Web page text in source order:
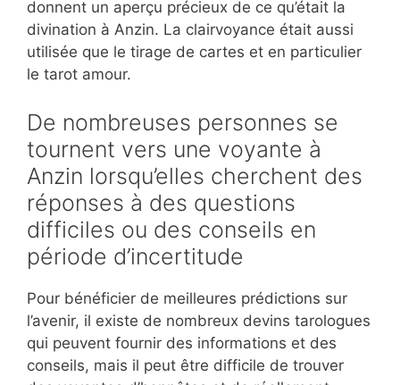
donnent un aperçu précieux de ce qu’était la
divination à Anzin. La clairvoyance était aussi
utilisée que le tirage de cartes et en particulier
le tarot amour.
De nombreuses personnes se
tournent vers une voyante à
Anzin lorsqu’elles cherchent des
réponses à des questions
difficiles ou des conseils en
période d’incertitude
Pour bénéficier de meilleures prédictions sur
l’avenir, il existe de nombreux devins tarologues
qui peuvent fournir des informations et des
conseils, mais il peut être difficile de trouver